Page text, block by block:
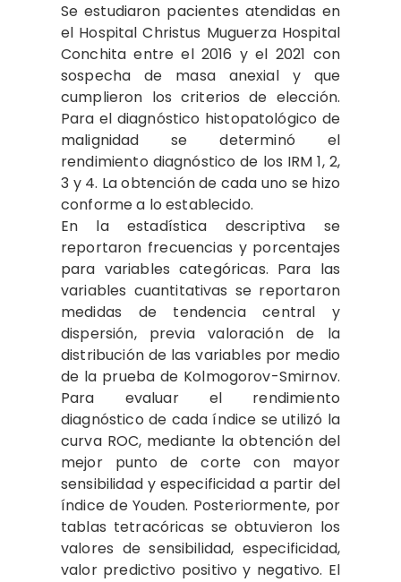
Se estudiaron pacientes atendidas en
el Hospital Christus Muguerza Hospital
Conchita entre el 2016 y el 2021 con
sospecha de masa anexial y que
cumplieron los criterios de elección.
Para el diagnóstico histopatológico de
malignidad se determinó el
rendimiento diagnóstico de los IRM 1, 2,
3 y 4. La obtención de cada uno se hizo
conforme a lo establecido.
En la estadística descriptiva se
reportaron frecuencias y porcentajes
para variables categóricas. Para las
variables cuantitativas se reportaron
medidas de tendencia central y
dispersión, previa valoración de la
distribución de las variables por medio
de la prueba de Kolmogorov-Smirnov.
Para evaluar el rendimiento
diagnóstico de cada índice se utilizó la
curva ROC, mediante la obtención del
mejor punto de corte con mayor
sensibilidad y especificidad a partir del
índice de Youden. Posteriormente, por
tablas tetracóricas se obtuvieron los
valores de sensibilidad, especificidad,
valor predictivo positivo y negativo. El